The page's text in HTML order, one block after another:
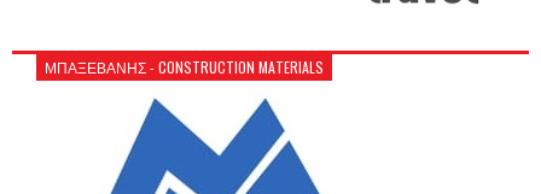
ΜΠΑΞΕΒΑΝΗΣ - CONSTRUCTION MATERIALS